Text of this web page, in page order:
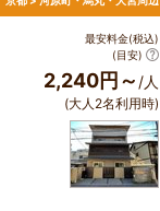
最安料金(税込)
(目安)
2,240円～ /人
(大人2名利用時)